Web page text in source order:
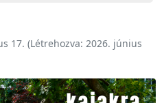
17. (Létrehozva: 2026. június